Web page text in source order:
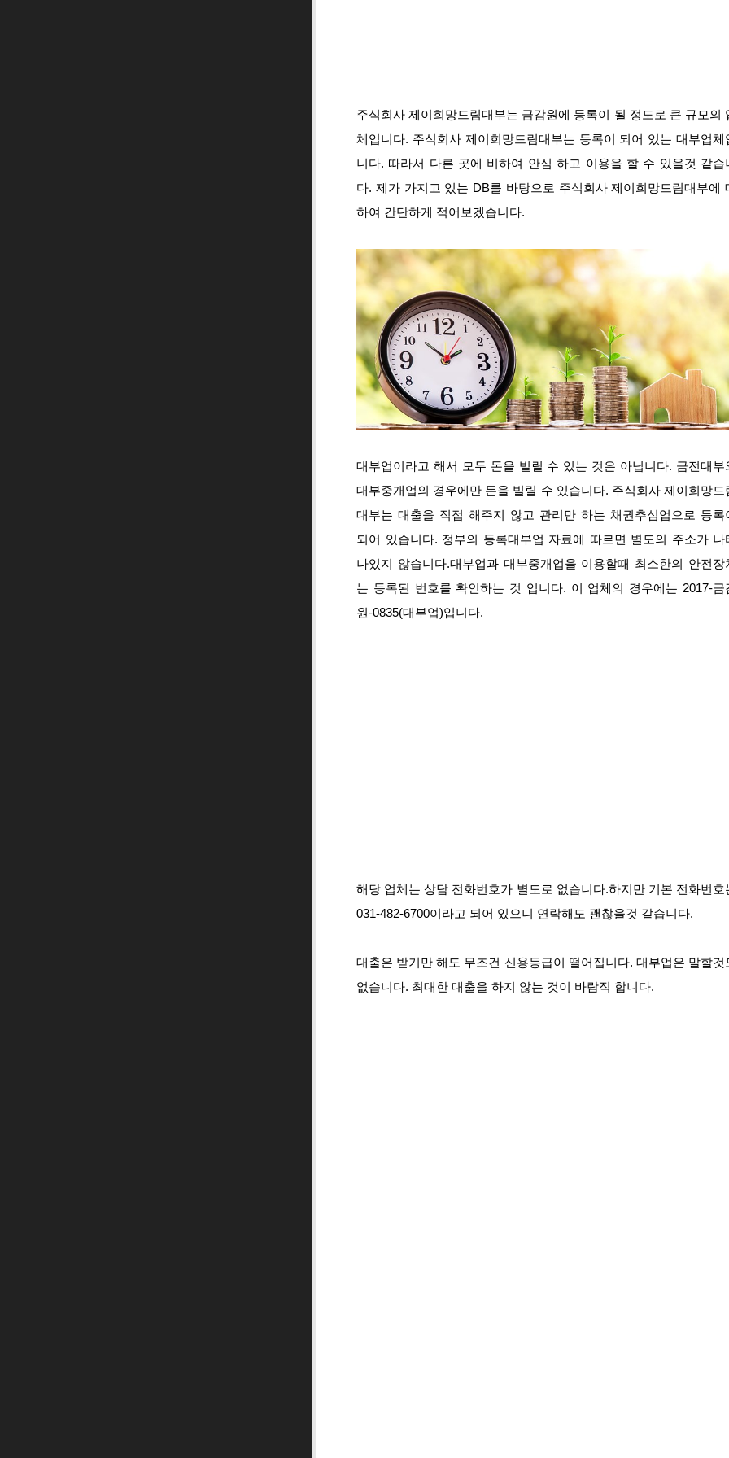
주식회사 제이희망드림대부는 금감원에 등록이 될 정도로 큰 규모의
체입니다. 주식회사 제이희망드림대부는 등록이 되어 있는 대부업체
니다. 따라서 다른 곳에 비하여 안심 하고 이용을 할 수 있을것 같습
다. 제가 가지고 있는 DB를 바탕으로 주식회사 제이희망드림대부에
하여 간단하게 적어보겠습니다.
대부업이라고 해서 모두 돈을 빌릴 수 있는 것은 아닙니다. 금전대부
대부중개업의 경우에만 돈을 빌릴 수 있습니다. 주식회사 제이희망드
대부는 대출을 직접 해주지 않고 관리만 하는 채권추심업으로 등록
되어 있습니다. 정부의 등록대부업 자료에 따르면 별도의 주소가 나
나있지 않습니다.대부업과 대부중개업을 이용할때 최소한의 안전장
는 등록된 번호를 확인하는 것 입니다. 이 업체의 경우에는 2017-금
원-0835(대부업)입니다.
해당 업체는 상담 전화번호가 별도로 없습니다.하지만 기본 전화번호
031-482-6700이라고 되어 있으니 연락해도 괜찮을것 같습니다.
대출은 받기만 해도 무조건 신용등급이 떨어집니다. 대부업은 말할것
없습니다. 최대한 대출을 하지 않는 것이 바람직 합니다.